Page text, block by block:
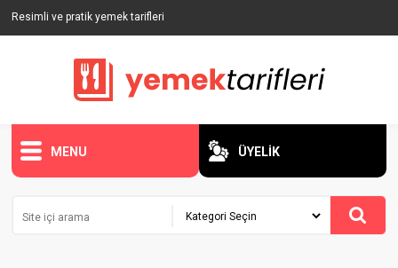
Resimli ve pratik yemek tarifleri
MENU ÜYELİK